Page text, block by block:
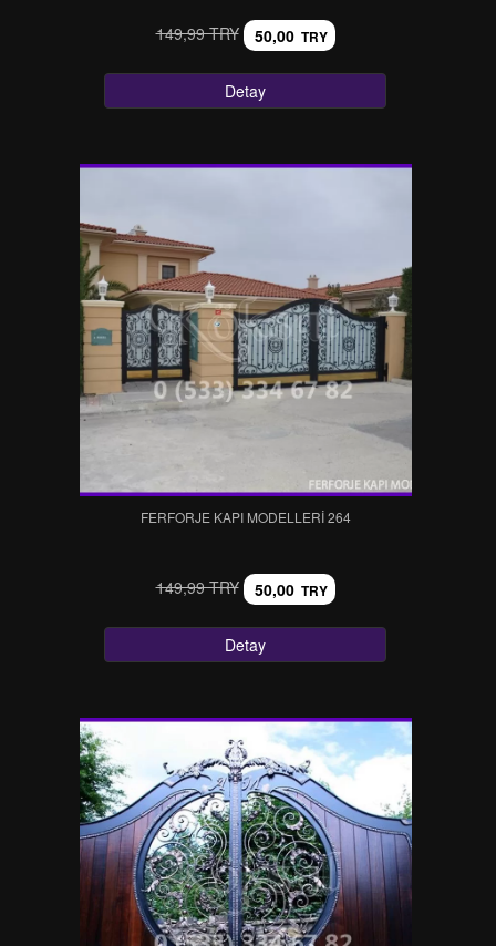
149,99 TRY 50,00 TRY
Detay
FERFORJE KAPI MODELLERI 264
149,99 TRY 50,00 TRY
Detay